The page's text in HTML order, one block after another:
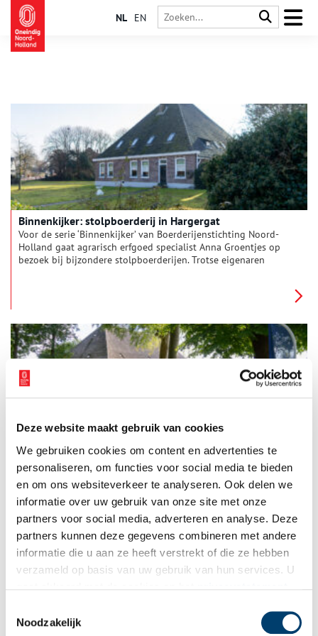
Deze website maakt gebruik van cookies
We gebruiken cookies om content en advertenties te
personaliseren, om functies voor social media te bieden
en om ons websiteverkeer te analyseren. Ook delen we
informatie over uw gebruik van onze site met onze
partners voor social media, adverteren en analyse. Deze
partners kunnen deze gegevens combineren met andere
informatie die u aan ze heeft verstrekt of die ze hebben
verzameld op basis van uw gebruik van hun services. U
Noodzakelijk
NL EN
Binnenkijker: stolpboerderij in Hargergat
Voor de serie ‘Binnenkijker’ van Boerderijenstichting Noord-
Holland gaat agrarisch erfgoed specialist Anna Groentjes op
bezoek bij bijzondere stolpboerderijen. Trotse eigenaren
oorspronkelijke indeling. Deze keer reist Anna af naar een
stolpboerderij in Hargergat.
Voor de serie ‘Binnenkijker’ van Boerderijenstichting Noord-
Holland gaat agrarisch erfgoed specialist Anna Groentjes op
bezoek bij bijzondere stolpboerderijen. Trotse eigenaren
vertellen haar alles over de geschiedenis en het interieur van
de stolp. De interieurs verschillen nog meer van elkaar dan de
buitenkanten. Bij woonboerderijen zien we de zoektocht naar
het toepassen van nieuwe functies, op basis van de
oorspronkelijke indeling. Deze keer reist Anna af naar
boerderij Nijenburg in Heiloo.